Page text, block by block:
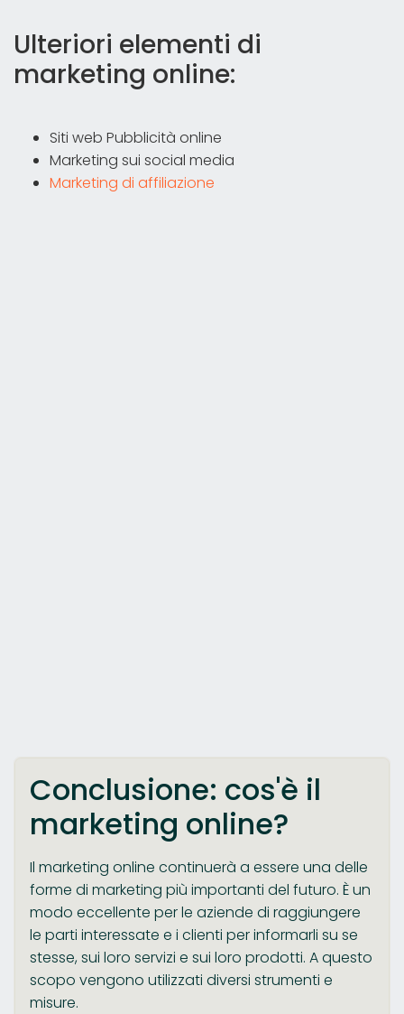
Ulteriori elementi di
marketing online:
Siti web Pubblicità online
Marketing sui social media
Marketing di affiliazione
Conclusione: cos'è il
marketing online?
Il marketing online continuerà a essere una delle
forme di marketing più importanti del futuro. È un
modo eccellente per le aziende di raggiungere
le parti interessate e i clienti per informarli su se
stesse, sui loro servizi e sui loro prodotti. A questo
scopo vengono utilizzati diversi strumenti e
misure.